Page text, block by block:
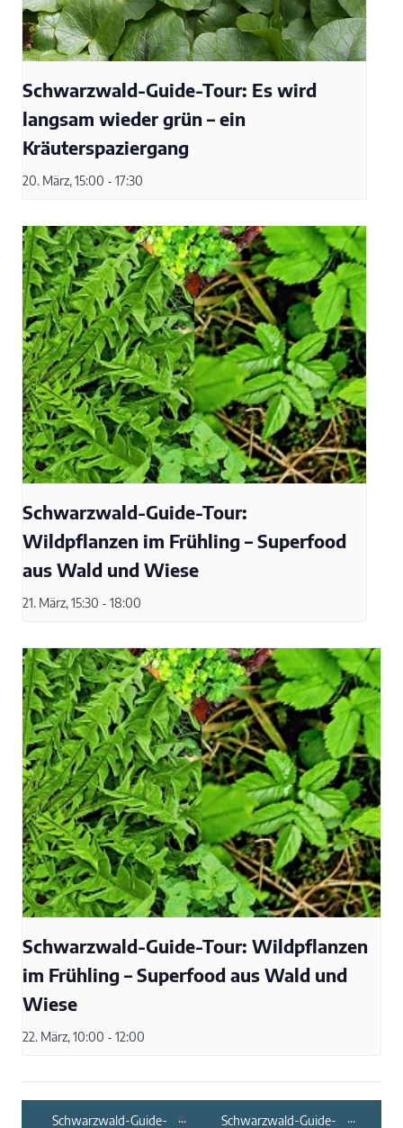
Schwarzwald-Guide-Tour: Es wird
langsam wieder grün – ein
Kräuterspaziergang
20. März, 15:00 - 17:30
Schwarzwald-Guide-Tour:
Wildpflanzen im Frühling – Superfood
aus Wald und Wiese
21. März, 15:30 - 18:00
Schwarzwald-Guide-Tour: Wildpflanzen
im Frühling – Superfood aus Wald und
Wiese
22. März, 10:00 - 12:00
Schwarzwald-Guide-
Schwarzwald-Guide-